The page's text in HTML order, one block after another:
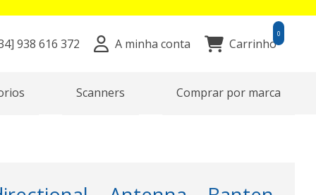
938 616 372 A minha conta Carrinho
0
Scanners Comprar por marca